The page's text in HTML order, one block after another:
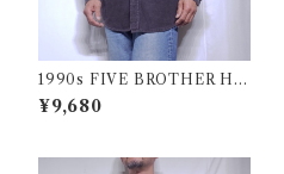
1990s FIVE BROTHER He
avy Flannel Shirt CHAMOI
S CLOTH Black USA / ファ
¥9,680